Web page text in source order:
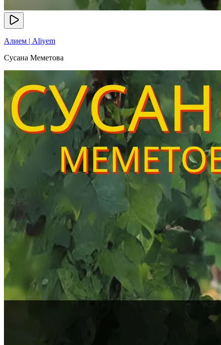
Алием | Aliyem
Сусана Меметова